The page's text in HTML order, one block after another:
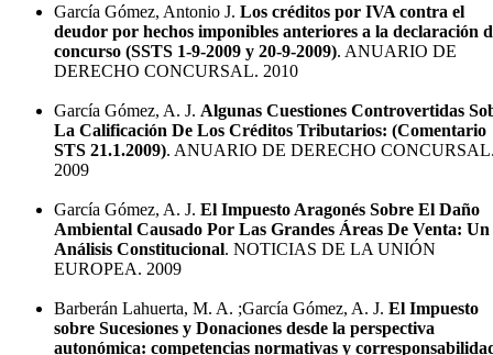
García Gómez, Antonio J. Los créditos por IVA contra el
deudor por hechos imponibles anteriores a la declaración
concurso (SSTS 1-9-2009 y 20-9-2009). ANUARIO DE
DERECHO CONCURSAL. 2010
García Gómez, A. J. Algunas Cuestiones Controvertidas
La Calificación De Los Créditos Tributarios: (Comentario
STS 21.1.2009). ANUARIO DE DERECHO
2009
García Gómez, A. J. El Impuesto Aragonés Sobre El Daño
Ambiental Causado Por Las Grandes Áreas De Venta: Un
Análisis Constitucional. NOTICIAS DE LA UNIÓN
EUROPEA. 2009
Barberán Lahuerta, M. A. ;García Gómez, A. J. El Impuesto
sobre Sucesiones y Donaciones desde la perspectiva
autonómica: competencias normativas y